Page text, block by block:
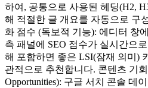
하여, 공통으로 사용된 헤딩(H2,
해 적절한 글 개요를 자동으로 구
화 점수 (독보적 기능): 에디터 창
측 패널에 SEO 점수가 실시간으
해 포함하면 좋은 LSI(잠재 의미)
관적으로 추천합니다. 콘텐츠 기
Opportunities): 구글 서치 콘솔 데